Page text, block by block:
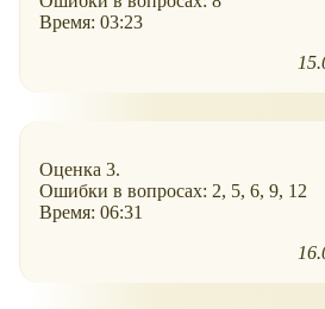
Время: 03:23
Оценка 3.
Ошибки в вопросах: 2, 5, 6, 9, 12
Время: 06:31